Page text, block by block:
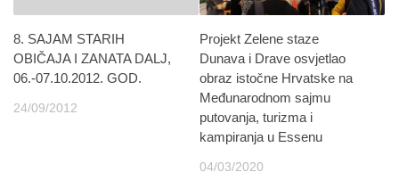
8. SAJAM STARIH
OBIČAJA I ZANATA DALJ,
06.-07.10.2012. GOD.
24/09/2012
Projekt Zelene staze
Dunava i Drave osvjetlao
obraz istočne Hrvatske na
Međunarodnom sajmu
putovanja, turizma i
kampiranja u Essenu
04/03/2020